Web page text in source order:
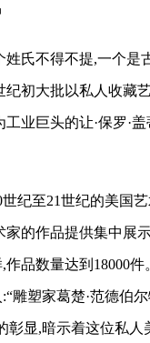
氏不得不提,一个是
初大批以私人收藏
业巨头的让·保罗·
纪至21世纪的美国
的作品提供集中展
品数量达到18000
雕塑家葛楚·范德伯
彰显,暗示着这位私